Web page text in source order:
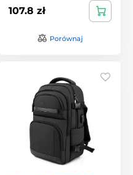
107.8 zł
Porównaj